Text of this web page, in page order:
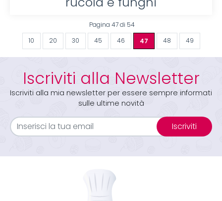
Pagina 47 di 54
10 20 30 45 46 47 48 49
Iscriviti alla Newsletter
Iscriviti alla mia newsletter per essere sempre informati
sulle ultime novità
Iscriviti